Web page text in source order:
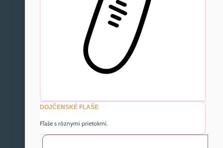
DOJČENSKÉ FLAŠE
Fľaše s rôznymi prietokmi.